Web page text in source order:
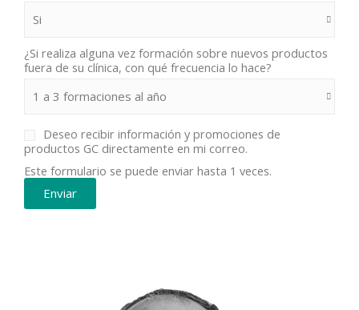
¿Si realiza alguna vez formación sobre nuevos productos
fuera de su clínica, con qué frecuencia lo hace?
Deseo recibir información y promociones de
productos GC directamente en mi correo.
Este formulario se puede enviar hasta 1 veces.